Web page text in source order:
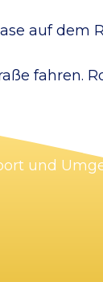
auf dem
fahren.
und